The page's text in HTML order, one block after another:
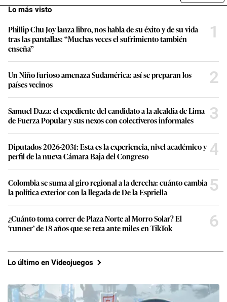
Lo más visto
Phillip Chu Joy lanza libro, nos habla de su éxito y de su vida
tras las pantallas: “Muchas veces el sufrimiento también
enseña”
1
Un Niño furioso amenaza Sudamérica: así se preparan los
países vecinos
2
Samuel Daza: el expediente del candidato a la alcaldía de Lima
de Fuerza Popular y sus nexos con colectiveros informales
3
Diputados 2026-2031: Esta es la experiencia, nivel académico y
perfil de la nueva Cámara Baja del Congreso
4
Colombia se suma al giro regional a la derecha: cuánto cambia
la política exterior con la llegada de De la Espriella
5
¿Cuánto toma correr de Plaza Norte al Morro Solar? El
‘runner’ de 18 años que se reta ante miles en TikTok
6
Lo último en Videojuegos